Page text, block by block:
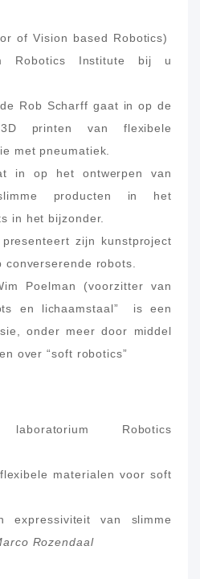
of Vision based Robotics)
Robotics Institute bij u
Rob Scharff gaat in op de
printen van flexibele
met pneumatiek.
in op het ontwerpen van
producten in het
in het bijzonder.
zijn kunstproject
robots.
Poelman (voorzitter van
en lichaamstaal” is een
onder meer door middel
over “soft robotics”
laboratorium Robotics
materialen voor soft
expressiviteit van slimme
Rozendaal